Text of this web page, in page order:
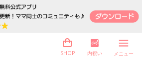
SHOP 内祝い メニュー